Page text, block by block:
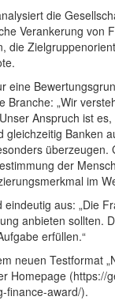
die
Verankerung von
die
eine
Branche: „Wir
Anspruch ist
gleichzeitig Banken
überzeugen.
der
im
aus: „Die
anbieten sollten.
erfüllen.“
neuen Testformat
Homepage (https://
finance-award/).